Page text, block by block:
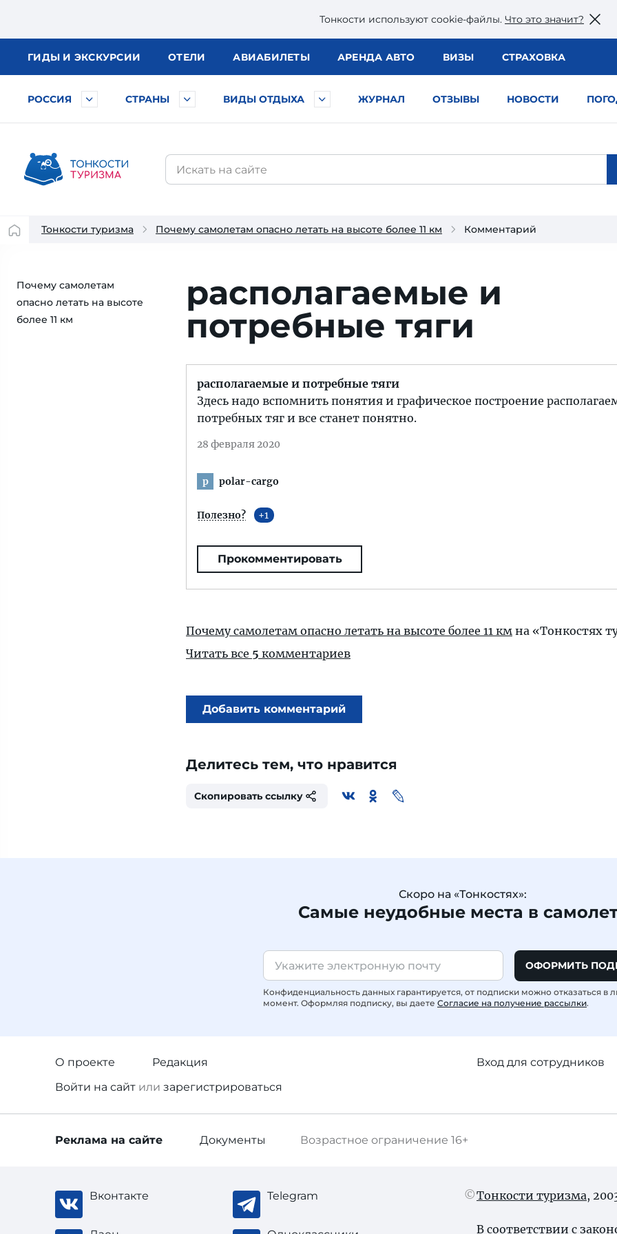
Тонкости используют сookie-файлы. Что это значит?
ГИДЫ И ЭКСКУРСИИ ОТЕЛИ АВИАБИЛЕТЫ АРЕНДА АВТО ВИЗЫ СТРАХОВКА
РОССИЯ СТРАНЫ ВИДЫ ОТДЫХА ЖУРНАЛ ОТЗЫВЫ НОВОСТИ
Тонкости туризма Почему самолетам опасно летать на высоте более 11 км Комментарий
Почему самолетам
опасно летать на высоте
более 11 км
располагаемые и
потребные тяги
располагаемые и потребные тяги
Здесь надо вспомнить понятия и графическое построение
потребных тяг и все станет понятно.
28 февраля 2020
p polar-cargo
Полезно? 1
Прокомментировать
Почему самолетам опасно летать на высоте более 11 км на «Тонкостях
Читать все 5 комментариев
Добавить комментарий
Делитесь тем, что нравится
Скопировать ссылку
Скоро на «Тонкостях»:
Самые неудобные места в
ОФОРМИТЬ
Конфиденциальность данных гарантируется, от подписки можно отказаться в
момент. Оформляя подписку, вы даете Согласие на получение рассылки.
О проекте
Редакция
Войти на сайт или зарегистрироваться
Вход для сотрудников
Возрастное ограничение 16+
Реклама на сайте Документы
Вконтакте Telegram Тонкости туризма,
В соответствии с